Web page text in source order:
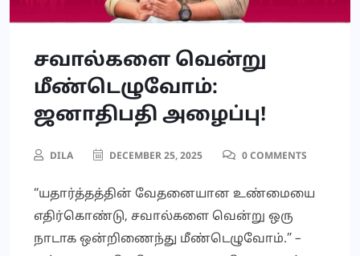
சவால்களை வென்று
மீண்டெழுவோம்:
ஜனாதிபதி அழைப்பு!
DILA DECEMBER 25, 2025 0 COMMENTS
“யதார்த்தத்தின் வேதனையான உண்மையை
எதிர்கொண்டு, சவால்களை வென்று ஒரு
நாடாக ஒன்றிணைந்து மீண்டெழுவோம்.” –